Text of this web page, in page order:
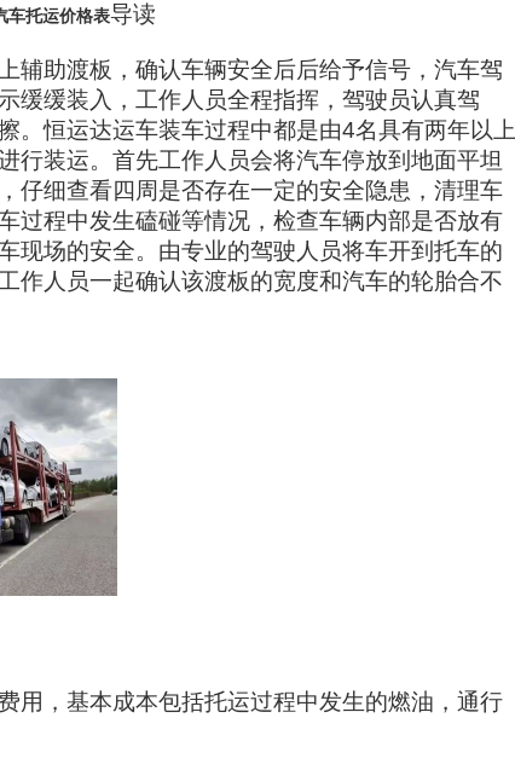
车托运价格表导读
辅助渡板，确认车辆安全后后给予信号，汽车驾
缓缓装入，工作人员全程指挥，驾驶员认真驾
。恒运达运车装车过程中都是由4名具有两年以上
行装运。首先工作人员会将汽车停放到地面平坦
仔细查看四周是否存在一定的安全隐患，清理车
过程中发生磕碰等情况，检查车辆内部是否放有
现场的安全。由专业的驾驶人员将车开到托车的
作人员一起确认该渡板的宽度和汽车的轮胎合不
用，基本成本包括托运过程中发生的燃油，通行